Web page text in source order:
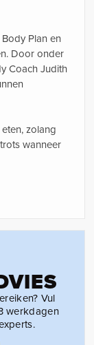
Plan en
Door onder
Coach Judith
zolang
wanneer
Vul
werkdagen